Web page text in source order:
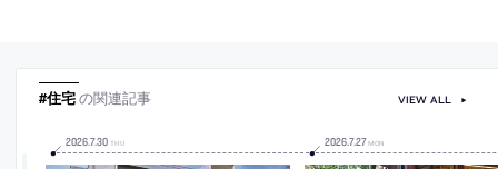
#住宅の関連記事
2026.7.30 THU 2026.7.27 MON
VIEW ALL